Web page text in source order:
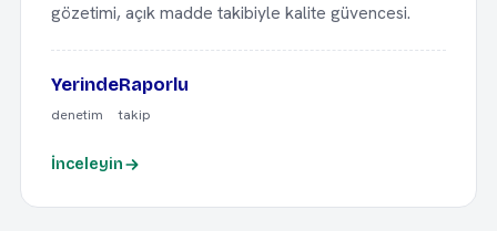
gözetimi, açık madde takibiyle kalite güvencesi.
Yerinde
denetim
Raporlu
takip
İnceleyin